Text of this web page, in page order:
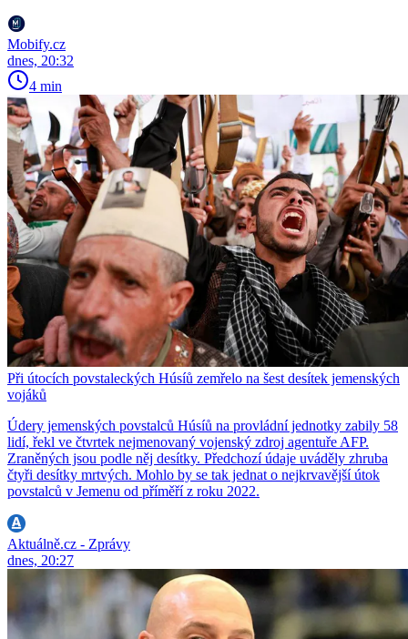
Mobify.cz
dnes, 20:32
4 min
Při útocích povstaleckých Húsíů zemřelo na šest desítek jemenských
vojáků
Údery jemenských povstalců Húsíů na provládní jednotky zabily 58
lidí, řekl ve čtvrtek nejmenovaný vojenský zdroj agentuře AFP.
Zraněných jsou podle něj desítky. Předchozí údaje uváděly zhruba
čtyři desítky mrtvých. Mohlo by se tak jednat o nejkrvavější útok
povstalců v Jemenu od příměří z roku 2022.
Aktuálně.cz - Zprávy
dnes, 20:27